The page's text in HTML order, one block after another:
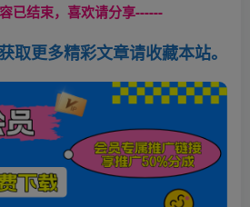
已结束，喜欢请分享------
取更多精彩文章请收藏本站。